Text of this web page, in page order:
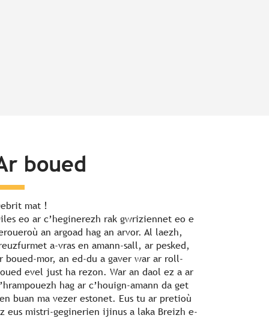
boued
mat !
eo ar c’heginerezh rak gwriziennet eo e
an argoad hag an arvor. Al laezh,
a-vras en amann-sall, ar pesked,
boued-mor, an ed-du a gaver war ar roll-
evel just ha rezon. War an daol ez a ar
hag ar c’houign-amann da get
buan ma vezer estonet. Eus tu ar pretioù
eus mistri-geginerien ijinus a laka Breizh e-